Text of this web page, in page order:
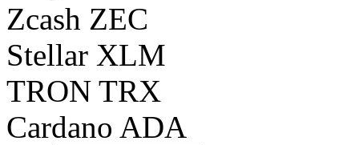
Zcash ZEC
Stellar XLM
TRON TRX
Cardano ADA